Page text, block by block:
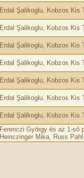
Erdal Şalikoglu, Kobzos Kis
Erdal Şalikoglu, Kobzos Kis
Erdal Şalikoglu, Kobzos Kis
Erdal Şalikoglu, Kobzos Kis
Erdal Şalikoglu, Kobzos Kis
Erdal Şalikoglu, Kobzos Kis
Erdal Şalikoglu, Kobzos Kis
Ferenczi György és az 1-ső
Heinczinger Mika, Russ Pahl